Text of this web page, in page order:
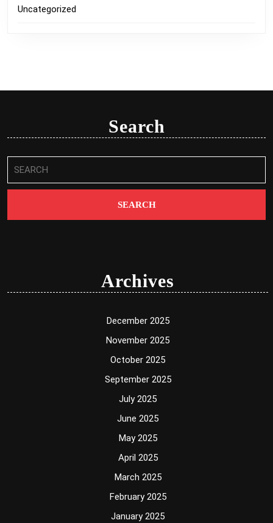
Uncategorized
Search
for:
Archives
December 2025
November 2025
October 2025
September 2025
July 2025
June 2025
May 2025
April 2025
March 2025
February 2025
January 2025